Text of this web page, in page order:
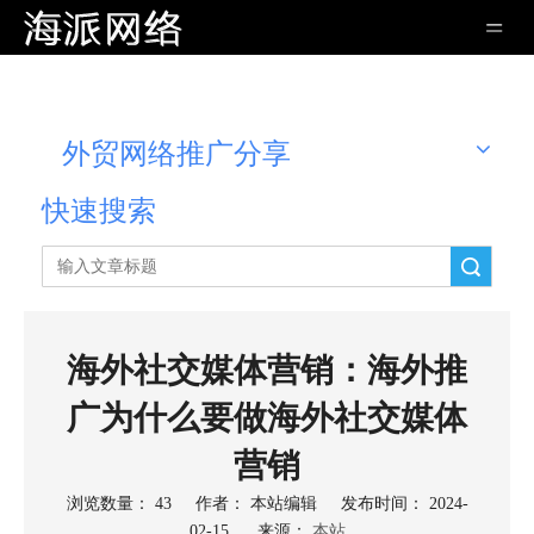
外贸网络推广分享
快速搜索
海外社交媒体营销：海外推
广为什么要做海外社交媒体
营销
浏览数量： 43作者： 本站编辑 发布时间： 2024-